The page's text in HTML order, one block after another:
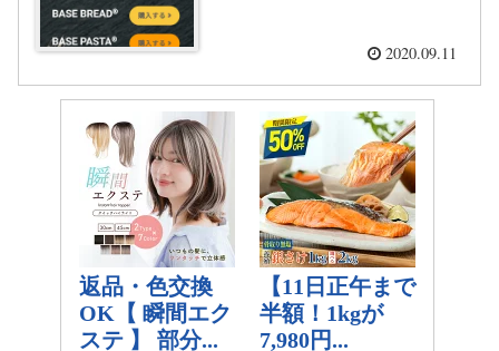
2020.09.11